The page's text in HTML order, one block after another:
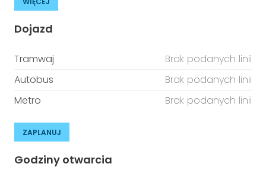
Dojazd
Tramwaj
Brak podanych linii
Autobus
Brak podanych linii
Metro
Brak podanych linii
ZAPLANUJ
Godziny otwarcia